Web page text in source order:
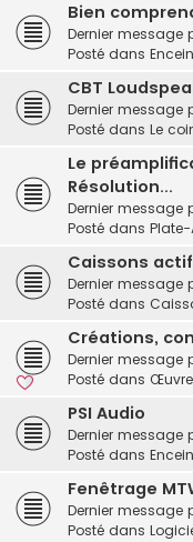
Bien
Dernier message
Posté dans
CBT
Dernier message
Posté dans Le
Le
Résolution...
Dernier message
Posté dans Plate-
Caissons
Dernier message
Posté dans
Créations,
Dernier message
Posté dans
PSI Audio
Dernier message
Posté dans
Fenêtrage
Dernier message
Posté dans